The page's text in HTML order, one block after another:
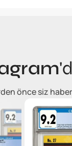
önce siz